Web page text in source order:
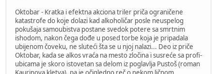
Oktobar - Kratka i efektna akciona triler priča ograničene
katastrofe do koje dolazi kad alkoholičar posle neuspelog
pokušaja samoubistva postane svedok potere sa smrtnim
ishodom, nakon čega dođe u posed torbe koja je pripadala
ubijenom čoveku, ne sluteći šta se u njoj nalazi... Deo iz priče
Oktobar, kada se alkos vraća na mesto zločina i susreće sa profi-
ubicama je skoro istovetan sa delom iz poglavlja Pustoš (roman